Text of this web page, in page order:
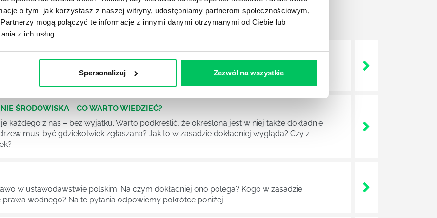
o tym, jak korzystasz z naszej witryny, udostępniamy partnerom społecznościowym,
mogą połączyć te informacje z innymi danymi otrzymanymi od Ciebie lub
z ich usług.
Spersonalizuj Zezwól na wszystkie
Z czym trzeba się tutaj na pewno liczyć?
ŚRODOWISKA - CO WARTO WIEDZIEĆ?
każdego z nas – bez wyjątku. Warto podkreślić, że określona jest w niej także dokładnie
musi być gdziekolwiek zgłaszana? Jak to w zasadzie dokładniej wygląda? Czy z
w ustawodawstwie polskim. Na czym dokładniej ono polega? Kogo w zasadzie
wodnego? Na te pytania odpowiemy pokrótce poniżej.